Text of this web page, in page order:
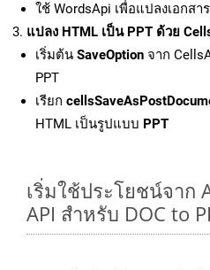
ใช้ WordsApi เพื่อแปลงเอกสา
แปลง HTML เป็น PPT ด้วย
เริ่มต้น SaveOption จาก
PPT
เรียก
HTML เป็นรูปแบบ PPT
เริ่มใช้ประโยชน์จาก
API สำหรับ DOC to